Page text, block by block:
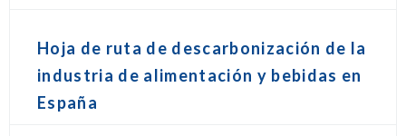
Hoja de ruta de descarbonización de la
industria de alimentación y bebidas en
España